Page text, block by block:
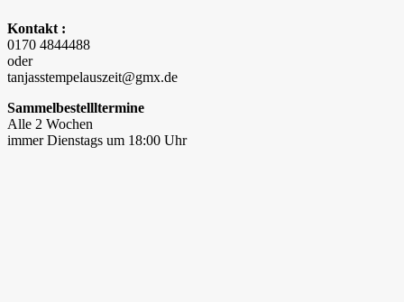
Kontakt :
0170 4844488
oder
tanjasstempelauszeit@gmx.de
Sammelbestellltermine
Alle 2 Wochen
immer Dienstags um 18:00 Uhr